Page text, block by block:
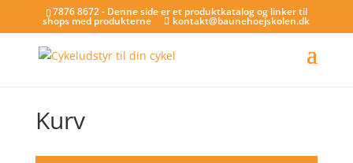
7876 8672 - Denne side er et produktkatalog og linker til
shops med produkterne kontakt@baunehoejskolen.dk
Kurv